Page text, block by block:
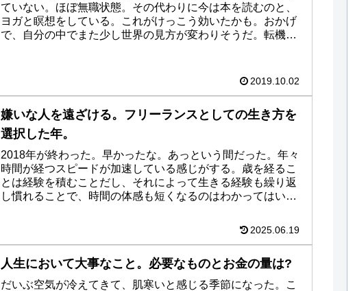
ていない。ほぼ無職状態。その代わりに今は本を読むのと、
ヨガと瞑想をしている。これがけっこう効いたかも。おかげ
で、自分の中でまた少し世界の見方が変わりそうだ。転機に
2019.10.02
嫌いな人を遠ざける。フリーランスとしての生き方を
選択した年。
2018年が終わった。早かったな。あっという間だった。年々
時間が経つスピードが加速している感じがする。歳を経るこ
とは経験を積むことだし、それによって生きる経験も繰り返
し慣れることで、時間の体感も短くなるのはわかってはいる
2025.06.19
人生において大事なこと。必要なものとお金の量は?
だいぶ空気が冷えてきて、肌寒いと感じる季節になった。こ